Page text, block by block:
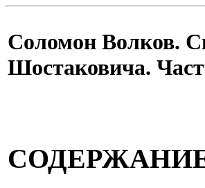
Соломон Волков.
Шостаковича.